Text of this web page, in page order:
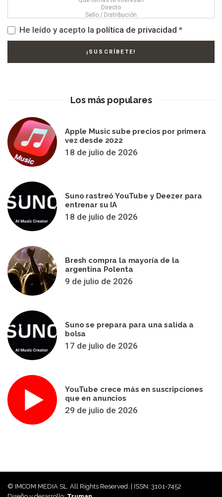
He leído y acepto la política de privacidad *
Los más populares
Apple Music sube precios por primera
vez desde 2022
18 de julio de 2026
Suno rastreó YouTube y Deezer para
entrenar su IA
18 de julio de 2026
Bresh compra la mayoría de la
argentina Polenta
9 de julio de 2026
Suno se prepara para una salida a
bolsa
17 de julio de 2026
YouTube crece más en suscripciones
que en anuncios
29 de julio de 2026
© IMCOM MEDIA SL. All Rights Reserved. | ISSN: 3101-7452